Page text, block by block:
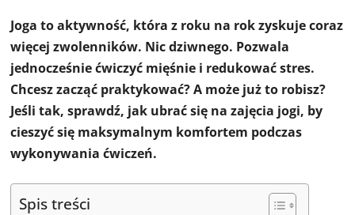
Joga to aktywność, która z roku na rok zyskuje coraz
więcej zwolenników. Nic dziwnego. Pozwala
jednocześnie ćwiczyć mięśnie i redukować stres.
Chcesz zacząć praktykować? A może już to robisz?
Jeśli tak, sprawdź, jak ubrać się na zajęcia jogi, by
cieszyć się maksymalnym komfortem podczas
wykonywania ćwiczeń.
Spis treści